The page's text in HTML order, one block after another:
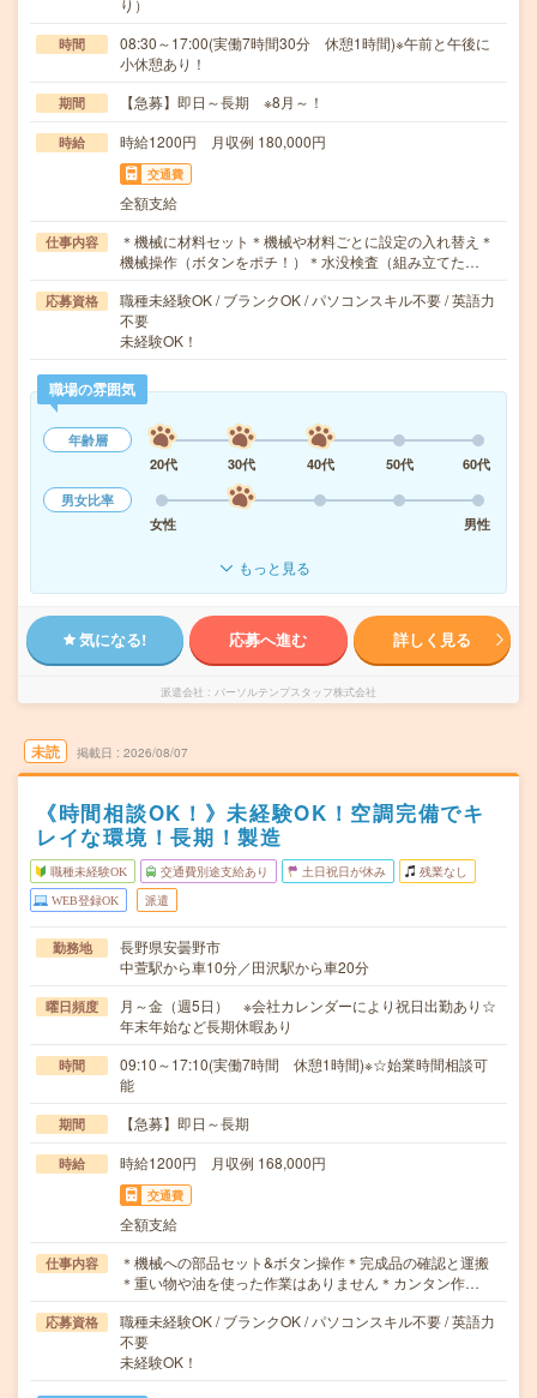
り）
時間
08:30～17:00(実働7時間30分 休憩1時間)※午前と午後に
小休憩あり！
期間 【急募】即日～長期 ※8月～！
時給 時給1200円 月収例 180,000円
交通費
全額支給
仕事内容
＊機械に材料セット＊機械や材料ごとに設定の入れ替え＊
機械操作（ボタンをポチ！）＊水没検査（組み立てた…
応募資格
職種未経験OK / ブランクOK / パソコンスキル不要 / 英語力
不要
未経験OK！
職場の雰囲気
年齢層
20代
30代 40代 50代
60代
男女比率
女性
男性
もっと見る
気になる! 応募へ進む 詳しく見る
派遣会社 パーソルテンプスタッフ株式会社
未読 掲載日 2026/08/07
《時間相談OK！》未経験OK！空調完備でキ
レイな環境！長期！製造
職種未経験OK 交通費別途支給あり 土日祝日が休み 残業なし
WEB登録OK 派遣
勤務地
長野県安曇野市
中萱駅から車10分／田沢駅から車20分
曜日頻度
月～金（週5日） ※会社カレンダーにより祝日出勤あり☆
年末年始など長期休暇あり
時間
09:10～17:10(実働7時間 休憩1時間)※☆始業時間相談可
能
期間 【急募】即日～長期
時給 時給1200円 月収例 168,000円
交通費
全額支給
仕事内容
＊機械への部品セット&ボタン操作＊完成品の確認と運搬
＊重い物や油を使った作業はありません＊カンタン作…
応募資格
職種未経験OK / ブランクOK / パソコンスキル不要 / 英語力
不要
未経験OK！